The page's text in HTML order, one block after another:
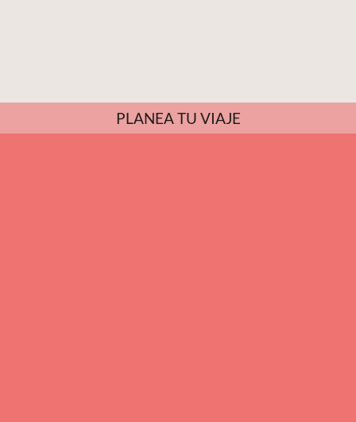
PLANEA TU VIAJE